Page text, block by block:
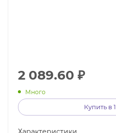
2 089.60 ₽
Много
Купить в